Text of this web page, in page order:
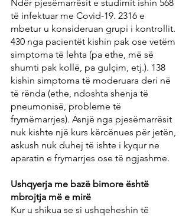
Ndër pjesëmarrësit e studimit ishin 568
të infektuar me Covid-19. 2316 e
mbetur u konsideruan grupi i kontrollit.
430 nga pacientët kishin pak ose vetëm
simptoma të lehta (pa ethe, më së
shumti pak kollë, pa gulçim, etj.). 138
kishin simptoma të moderuara deri në
të rënda (ethe, ndoshta shenja të
pneumonisë, probleme të
frymëmarrjes). Asnjë nga pjesëmarrësit
nuk kishte një kurs kërcënues për jetën,
askush nuk duhej të ishte i kyqur ne
aparatin e frymarrjes ose të ngjashme.
Ushqyerja me bazë bimore është
mbrojtja më e mirë
Kur u shikua se si ushqeheshin të